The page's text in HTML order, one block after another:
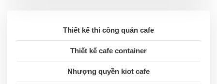
Thiết kế thi công quán cafe
Thiết kế cafe container
Nhượng quyền kiot cafe